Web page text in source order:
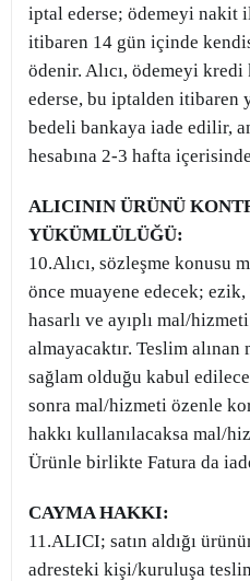
iptal ederse; ödemeyi nakit
itibaren 14 gün içinde
ödenir. Alıcı, ödemeyi
ederse, bu iptalden itibaren
bedeli bankaya iade edilir,
hesabına 2-3 hafta
ALICININ ÜRÜNÜ
YÜKÜMLÜLÜĞÜ:
10.Alıcı, sözleşme konusu
önce muayene edecek; ezik,
hasarlı ve ayıplı mal/
almayacaktır. Teslim alınan
sağlam olduğu kabul
sonra mal/hizmeti özenle
hakkı kullanılacaksa mal/
Ürünle birlikte Fatura da
CAYMA HAKKI:
11.ALICI; satın aldığı
adresteki kişi/kuruluşa